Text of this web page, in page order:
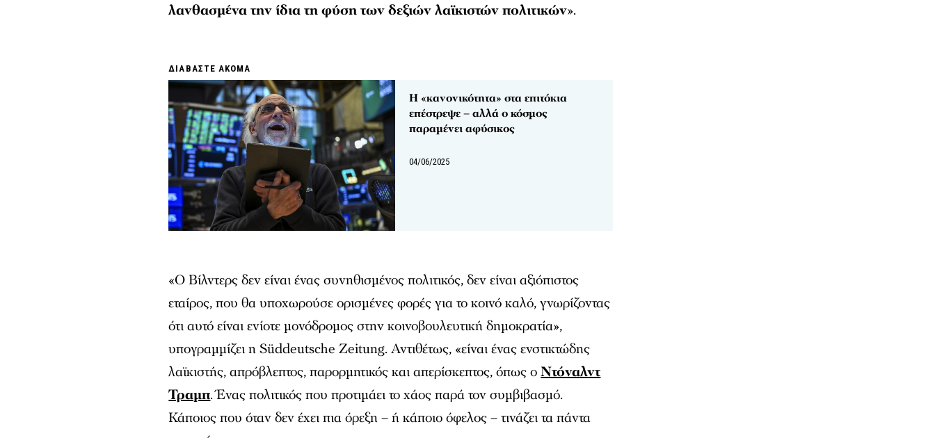
λανθασμένα την ίδια τη φύση των δεξιών λαϊκιστών πολιτικών».
ΔΙΑΒΑΣΤΕ ΑΚΟΜΑ
Η «κανονικότητα» στα επιτόκια
επέστρεψε – αλλά ο κόσμος
παραμένει αφύσικος
04/06/2025
«Ο Βίλντερς δεν είναι ένας συνηθισμένος πολιτικός, δεν είναι αξιόπιστος
εταίρος, που θα υποχωρούσε ορισμένες φορές για το κοινό καλό, γνωρίζοντας
ότι αυτό είναι ενίοτε μονόδρομος στην κοινοβουλευτική δημοκρατία»,
υπογραμμίζει η Süddeutsche Zeitung. Αντιθέτως, «είναι ένας ενστικτώδης
λαϊκιστής, απρόβλεπτος, παρορμητικός και απερίσκεπτος, όπως οΝτόναλντ
Τραμπ. Ένας πολιτικός που προτιμάει το χάος παρά τον συμβιβασμό.
Κάποιος που όταν δεν έχει πια όρεξη – ή κάποιο όφελος – τινάζει τα πάντα